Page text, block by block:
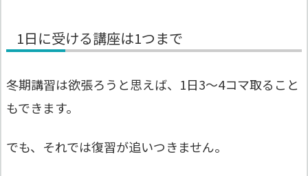
1日に受ける講座は1つまで
冬期講習は欲張ろうと思えば、1日3〜4コマ取ること
もできます。
でも、それでは復習が追いつきません。